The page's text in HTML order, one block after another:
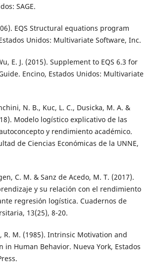
SAGE.
EQS Structural equations program
Unidos: Multivariate Software, Inc.
E. J. (2015). Supplement to EQS 6.3 for
Encino, Estados Unidos: Multivariate
N. B., Kuc, L. C., Dusicka, M. A. &
Modelo logístico explicativo de las
y rendimiento académico.
de Ciencias Económicas de la UNNE,
C. M. & Sanz de Acedo, M. T. (2017).
y su relación con el rendimiento
regresión logística. Cuadernos de
13(25), 8-20.
R. M. (1985). Intrinsic Motivation and
in Human Behavior. Nueva York, Estados